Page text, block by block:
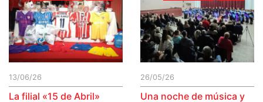
13/06/26
La filial «15 de Abril»
26/05/26
Una noche de música y